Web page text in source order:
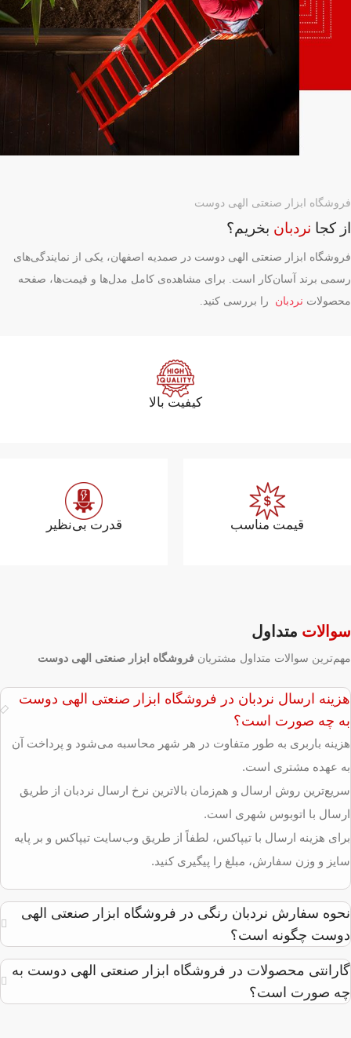
فروشگاه ابزار صنعتی الهی دوست
از کجا نردبان بخریم؟
فروشگاه ابزار صنعتی الهی دوست در صمدیه اصفهان، یکی از نمایندگی‌های
رسمی برند آسان‌کار است. برای مشاهده‌ی کامل مدل‌ها و قیمت‌ها، صفحه
محصولات نردبان را بررسی کنید.
کیفیت بالا
قیمت مناسب قدرت بی‌نظیر
سوالات متداول
مهم‌ترین سوالات متداول مشتریان فروشگاه ابزار صنعتی الهی دوست
هزینه ارسال نردبان در فروشگاه ابزار صنعتی الهی دوست
به چه صورت است؟
هزینه باربری به طور متفاوت در هر شهر محاسبه می‌شود و پرداخت آن
به عهده مشتری است.
سریع‌ترین روش ارسال و هم‌زمان بالاترین نرخ ارسال نردبان از طریق
ارسال با اتوبوس شهری است.
برای هزینه ارسال با تیپاکس، لطفاً از طریق وب‌سایت تیپاکس و بر پایه
سایز و وزن سفارش، مبلغ را پیگیری کنید.
نحوه سفارش نردبان رنگی در فروشگاه ابزار صنعتی الهی
دوست چگونه است؟
گارانتی محصولات در فروشگاه ابزار صنعتی الهی دوست به
چه صورت است؟